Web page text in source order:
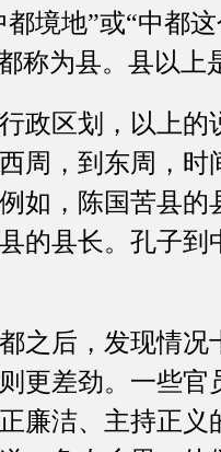
都境地”或“中都
称为县。县以上
区划，以上的
周，到东周，
如，陈国苦县
的县长。孔子
后，发现情况
更差劲。一些官
廉洁、主持正